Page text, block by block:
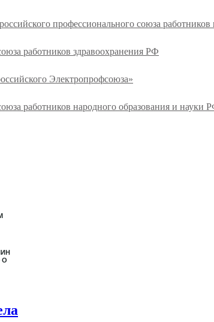
профессионального союза
работников здравоохранения РФ
Электропрофсоюза»
работников народного образования и науки
О